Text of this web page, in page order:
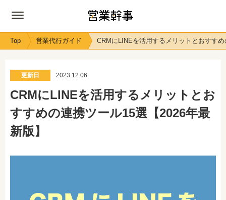
Top 営業代行ガイド CRMにLINEを活用するメリットとおすす
更新日 2023.12.06
CRMにLINEを活用するメリットとお
すすめの連携ツール15選【2026年最
新版】